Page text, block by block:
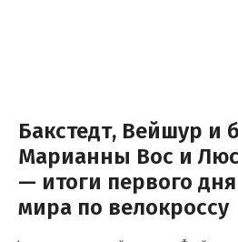
Бакстедт, Вейшур и
Марианны Вос и
— итоги первого
мира по велокроссу